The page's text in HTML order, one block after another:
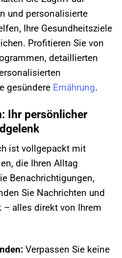
und personalisierte
Ihre Gesundheitsziele
Profitieren Sie von
detaillierten
gesündere Ernährung.
Ihr persönlicher
ist vollgepackt mit
die Ihren Alltag
Benachrichtigungen,
Sie Nachrichten und
– alles direkt von Ihrem
Verpassen Sie keine